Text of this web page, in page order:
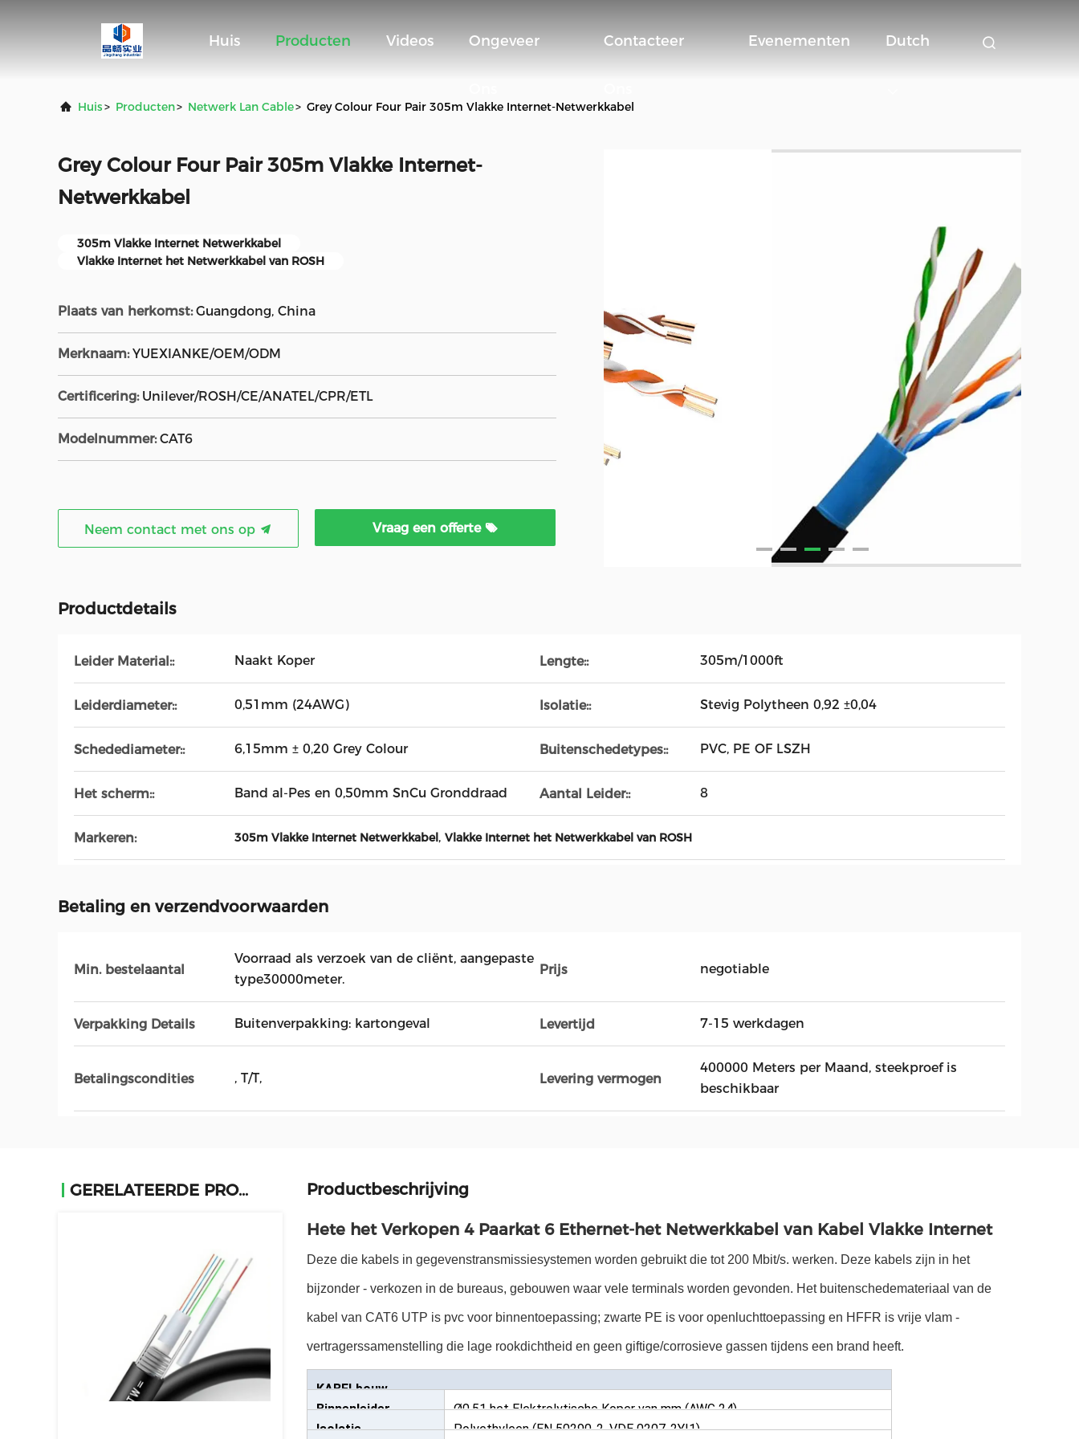
Huis Producten Videos Ongeveer Contacteer Evenementen Dutch
Huis> Producten> Netwerk Lan Cable> Grey Colour Four Pair 305m Vlakke Internet-Netwerkkabel
Grey Colour Four Pair 305m Vlakke Internet-
Netwerkkabel
305m Vlakke Internet Netwerkkabel
Vlakke Internet het Netwerkkabel van ROSH
Plaats van herkomst: Guangdong, China
Merknaam: YUEXIANKE/OEM/ODM
Certificering: Unilever/ROSH/CE/ANATEL/CPR/ETL
Modelnummer: CAT6
Neem contact met ons op Vraag een offerte
Productdetails
Leider Material:: Naakt Koper Lengte:: 305m/1000ft
Leiderdiameter:: 0,51mm (24AWG) Isolatie:: Stevig Polytheen 0,92 ±0,04
Schedediameter:: 6,15mm ± 0,20 Grey Colour Buitenschedetypes:: PVC, PE OF LSZH
Het scherm:: Band al-Pes en 0,50mm SnCu Gronddraad Aantal Leider:: 8
Markeren: 305m Vlakke Internet Netwerkkabel, Vlakke Internet het Netwerkkabel van ROSH
Betaling en verzendvoorwaarden
Min. bestelaantal
Voorraad als verzoek van de cliënt, aangepaste
type30000meter.
Prijs negotiable
Verpakking Details Buitenverpakking: kartongeval Levertijd 7-15 werkdagen
Betalingscondities , T/T, Levering vermogen
400000 Meters per Maand, steekproef is
beschikbaar
GERELATEERDE PRODUCTEN Productbeschrijving
Hete het Verkopen 4 Paarkat 6 Ethernet-het Netwerkkabel van Kabel Vlakke Internet
Deze die kabels in gegevenstransmissiesystemen worden gebruikt die tot 200 Mbit/s. werken. Deze kabels zijn in het
bijzonder - verkozen in de bureaus, gebouwen waar vele terminals worden gevonden. Het buitenschedemateriaal van de
kabel van CAT6 UTP is pvc voor binnentoepassing; zwarte PE is voor openluchttoepassing en HFFR is vrije vlam -
vertragerssamenstelling die lage rookdichtheid en geen giftige/corrosieve gassen tijdens een brand heeft.
KABELbouw
Binnenleider
Ø0.51 het Elektrolytische Koper van mm (AWG 24)
Isolatie
Polyethyleen (EN 50290-2, VDE 0207-2YI1)